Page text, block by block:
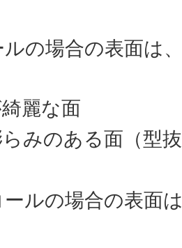
の場合の表面は
麗な面
みのある面（型
ルの場合の表面